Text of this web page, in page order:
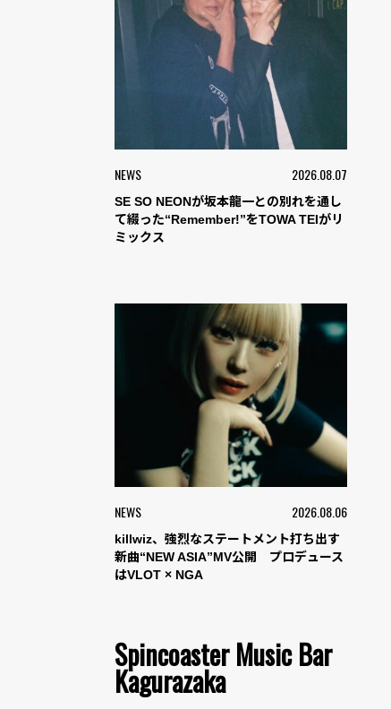
NEWS 2026.08.07
SE SO NEONが坂本龍一との別れを通し
て綴った“Remember!”をTOWA TEIがリ
ミックス
NEWS 2026.08.06
killwiz、強烈なステートメント打ち出す
新曲“NEW ASIA”MV公開 プロデュース
はVLOT × NGA
Spincoaster Music Bar
Kagurazaka